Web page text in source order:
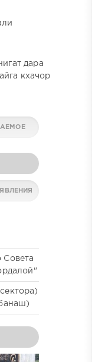
дара
кхачор
Совета